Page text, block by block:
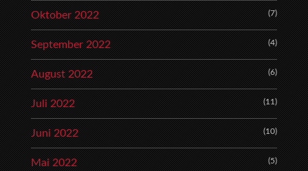
Oktober 2022 (7)
September 2022 (4)
August 2022 (6)
Juli 2022 (11)
Juni 2022 (10)
Mai 2022 (5)